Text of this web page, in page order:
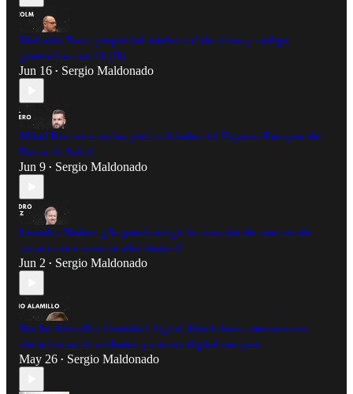
Malcolm Bain: propiedad intelectual de obras y código
generados con IA (II)
Jun 16 • Sergio Maldonado
Mikel Recuero: en las profundidades del Espacio Europeo de
Datos de Salud
Jun 9 • Sergio Maldonado
Leandro Núñez: ¿Se puede exigir la creación de cuentas de
usuario en comercio electrónico?
Jun 2 • Sergio Maldonado
Nacho Alamillo: identidad digital, blockchain, atestaciones
electrónicas de atributos y cartera digital europea
May 26 • Sergio Maldonado